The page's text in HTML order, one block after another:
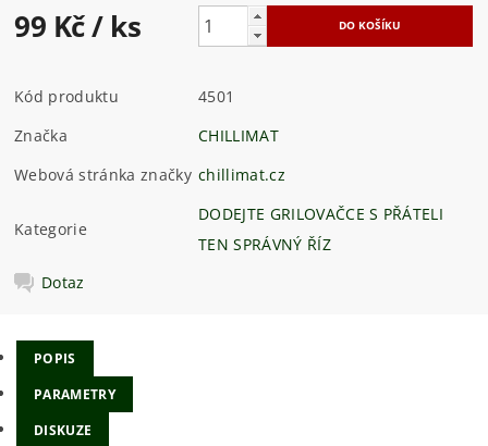
99 Kč/ ks
Kód produktu
4501
Značka
CHILLIMAT
Webová stránka značky chillimat.cz
Kategorie
DODEJTE GRILOVAČCE S PŘÁTELI
TEN SPRÁVNÝ ŘÍZ
Dotaz
POPIS
PARAMETRY
DISKUZE